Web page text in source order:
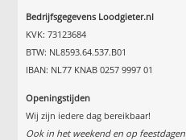
Bedrijfsgegevens Loodgieter.nl
KVK: 73123684
BTW: NL8593.64.537.B01
IBAN: NL77 KNAB 0257 9997 01
Openingstijden
Wij zijn iedere dag bereikbaar!
Ook in het weekend en op feestdagen